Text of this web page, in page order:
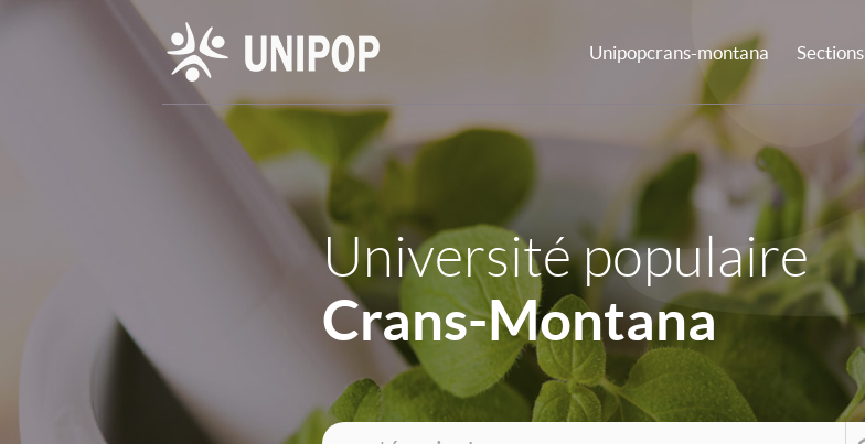
Unipopcrans-montana Sections
Université populaire
Crans-Montana